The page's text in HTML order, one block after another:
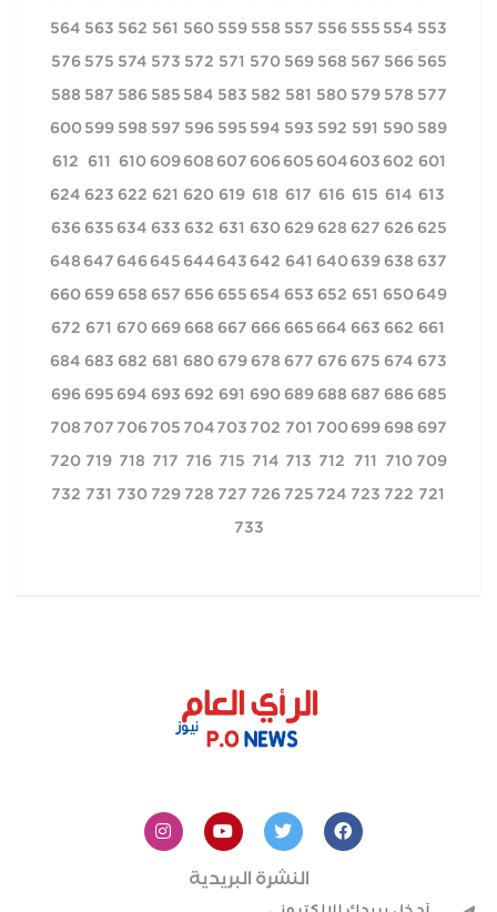
553
554
555
556
557
558
559
560
561
562
563
564
565
566
567
568
569
570
571
572
573
574
575
576
577
578
579
580
581
582
583
584
585
586
587
588
589
590
591
592
593
594
595
596
597
598
599
600
601
602
603
604
605
606
607
608
609
610
611
612
613
614
615
616
617
618
619
620
621
622
623
624
625
626
627
628
629
630
631
632
633
634
635
636
637
638
639
640
641
642
643
644
645
646
647
648
649
650
651
652
653
654
655
656
657
658
659
660
661
662
663
664
665
666
667
668
669
670
671
672
673
674
675
676
677
678
679
680
681
682
683
684
685
686
687
688
689
690
691
692
693
694
695
696
697
698
699
700
701
702
703
704
705
706
707
708
709
710
711
712
713
714
715
716
717
718
719
720
721
722
723
724
725
726
727
728
729
730
731
732
733
النشرة البريدية